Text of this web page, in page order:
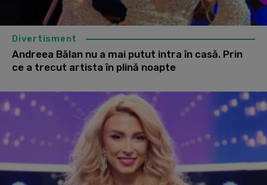
Divertisment
Andreea Bălan nu a mai putut intra în casă. Prin
ce a trecut artista în plină noapte